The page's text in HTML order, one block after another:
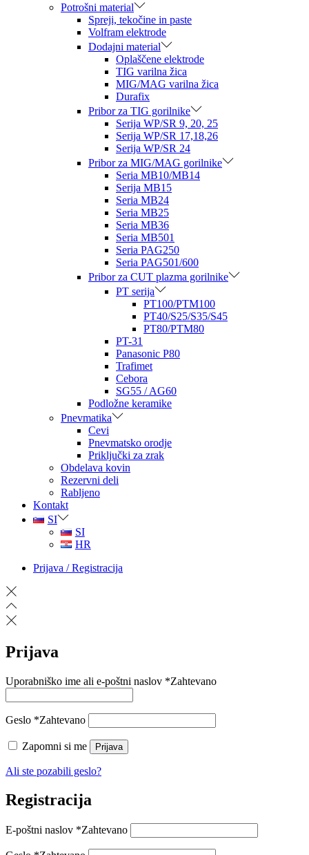
Potrošni material
Spreji, tekočine in paste
Volfram elektrode
Dodajni material
Oplaščene elektrode
TIG varilna žica
MIG/MAG varilna žica
Durafix
Pribor za TIG gorilnike
Serija WP/SR 9, 20, 25
Serija WP/SR 17,18,26
Serija WP/SR 24
Pribor za MIG/MAG gorilnike
Seria MB10/MB14
Serija MB15
Seria MB24
Seria MB25
Seria MB36
Seria MB501
Seria PAG250
Seria PAG501/600
Pribor za CUT plazma gorilnike
PT serija
PT100/PTM100
PT40/S25/S35/S45
PT80/PTM80
PT-31
Panasonic P80
Trafimet
Cebora
SG55 / AG60
Podložne keramike
Pnevmatika
Cevi
Pnevmatsko orodje
Priključki za zrak
Obdelava kovin
Rezervni deli
Rabljeno
Kontakt
SI
SI
HR
Prijava / Registracija
Prijava
Uporabniško ime ali e-poštni naslov *Zahtevano
Geslo *Zahtevano
Zapomni si me Prijava
Ali ste pozabili geslo?
Registracija
E-poštni naslov *Zahtevano